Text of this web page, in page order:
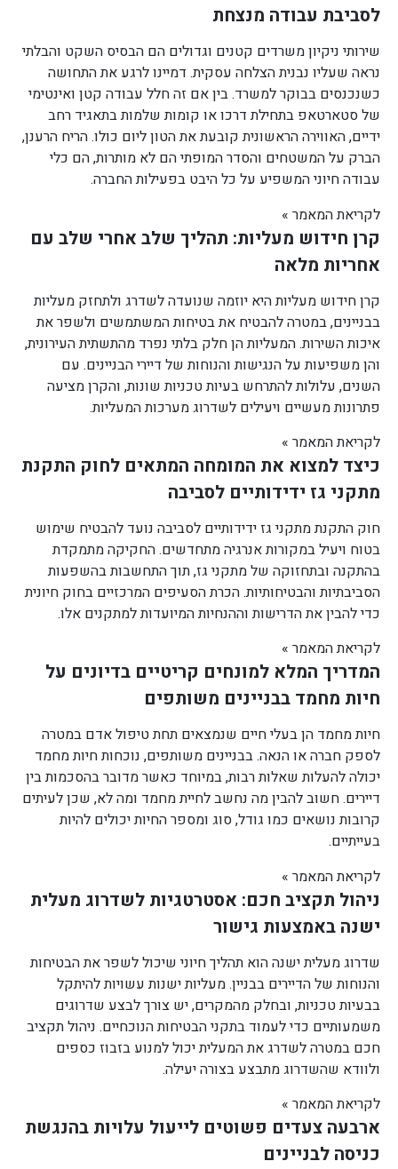
לסביבת עבודה מנצחת
שירותי ניקיון משרדים קטנים וגדולים הם הבסיס השקט והבלתי
נראה שעליו נבנית הצלחה עסקית. דמיינו לרגע את התחושה
כשנכנסים בבוקר למשרד. בין אם זה חלל עבודה קטן ואינטימי
של סטארטאפ בתחילת דרכו או קומות שלמות בתאגיד רחב
ידיים, האווירה הראשונית קובעת את הטון ליום כולו. הריח הרענן,
הברק על המשטחים והסדר המופתי הם לא מותרות, הם כלי
עבודה חיוני המשפיע על כל היבט בפעילות החברה.
לקריאת המאמר »
קרן חידוש מעליות: תהליך שלב אחרי שלב עם
אחריות מלאה
קרן חידוש מעליות היא יוזמה שנועדה לשדרג ולתחזק מעליות
בבניינים, במטרה להבטיח את בטיחות המשתמשים ולשפר את
איכות השירות. המעליות הן חלק בלתי נפרד מהתשתית העירונית,
והן משפיעות על הנגישות והנוחות של דיירי הבניינים. עם
השנים, עלולות להתרחש בעיות טכניות שונות, והקרן מציעה
פתרונות מעשיים ויעילים לשדרוג מערכות המעליות.
לקריאת המאמר »
כיצד למצוא את המומחה המתאים לחוק התקנת
מתקני גז ידידותיים לסביבה
חוק התקנת מתקני גז ידידותיים לסביבה נועד להבטיח שימוש
בטוח ויעיל במקורות אנרגיה מתחדשים. החקיקה מתמקדת
בהתקנה ובתחזוקה של מתקני גז, תוך התחשבות בהשפעות
הסביבתיות והבטיחותיות. הכרת הסעיפים המרכזיים בחוק חיונית
כדי להבין את הדרישות וההנחיות המיועדות למתקנים אלו.
לקריאת המאמר »
המדריך המלא למונחים קריטיים בדיונים על
חיות מחמד בבניינים משותפים
חיות מחמד הן בעלי חיים שנמצאים תחת טיפול אדם במטרה
לספק חברה או הנאה. בבניינים משותפים, נוכחות חיות מחמד
יכולה להעלות שאלות רבות, במיוחד כאשר מדובר בהסכמות בין
דיירים. חשוב להבין מה נחשב לחיית מחמד ומה לא, שכן לעיתים
קרובות נושאים כמו גודל, סוג ומספר החיות יכולים להיות
בעייתיים.
לקריאת המאמר »
ניהול תקציב חכם: אסטרטגיות לשדרוג מעלית
ישנה באמצעות גישור
שדרוג מעלית ישנה הוא תהליך חיוני שיכול לשפר את הבטיחות
והנוחות של הדיירים בבניין. מעליות ישנות עשויות להיתקל
בבעיות טכניות, ובחלק מהמקרים, יש צורך לבצע שדרוגים
משמעותיים כדי לעמוד בתקני הבטיחות הנוכחיים. ניהול תקציב
חכם במטרה לשדרג את המעלית יכול למנוע בזבוז כספים
ולוודא שהשדרוג מתבצע בצורה יעילה.
לקריאת המאמר »
ארבעה צעדים פשוטים לייעול עלויות בהנגשת
כניסה לבניינים